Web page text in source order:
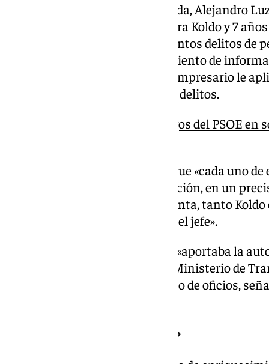
El jefe de la Fiscalía Especializada, Alejandro
para Ábalos, 19 años y medio para Koldo y 7
y su exasesor les atribuye presuntos delitos de
criminal, cohecho, aprovechamiento de
influencias y malversación. Al empresario le
le achaca solo los tres primeros delitos.
Ábalos sostiene que los pagos del PSOE en
El Ministerio Público sostiene que «cada uno
complementario en la organización, en un
reveló muy eficaz». Y, según apunta, tanto
«consideraban» a Ábalos como «el jefe».
Luzón indica que el exministro «aportaba la
máxima responsabilidad en el Ministerio de
cuando era precisa». Para el resto de oficios,
«Ánimo de enriquecimiento»